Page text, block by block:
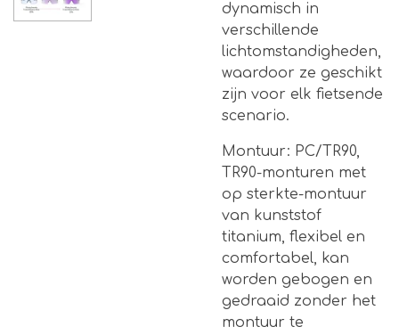
dynamisch in
verschillende
lichtomstandigheden,
waardoor ze geschikt
zijn voor elk fietsende
scenario.
Montuur: PC/TR90,
TR90-monturen met
op sterkte-montuur
van kunststof
titanium, flexibel en
comfortabel, kan
worden gebogen en
gedraaid zonder het
montuur te